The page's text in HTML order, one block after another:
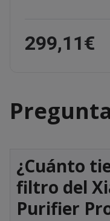
299,11€
¿Cuánto
filtro del
Purifier